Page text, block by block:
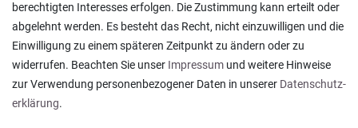
Ein einfach toller Service - prompte Lieferung und
sogar mit Pflegehinweis!
Datum der Veröffentlichung: 05.08.2026
Datum der Kauferfahrung: 29.07.2026
berechtigten Interesses erfolgen. Die Zustimmung kann erteilt oder
abgelehnt werden. Es besteht das Recht, nicht einzuwilligen und die
Einwilligung zu einem späteren Zeitpunkt zu ändern oder zu
widerrufen. Beachten Sie unser Impressum und weitere Hinweise
zur Verwendung personenbezogener Daten in unserer Daten­schutz­
erklärung.